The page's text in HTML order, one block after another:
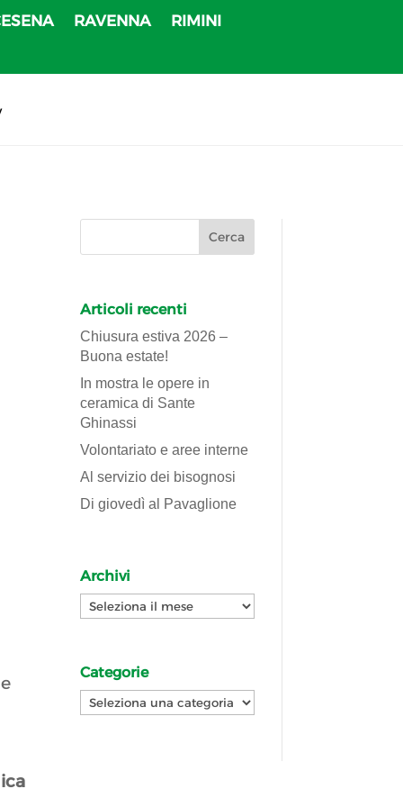
RAVENNA RIMINI
Articoli recenti
Chiusura estiva 2026 –
Buona estate!
In mostra le opere in
ceramica di Sante
Ghinassi
Volontariato e aree interne
Al servizio dei bisognosi
Di giovedì al Pavaglione
Archivi
Archivi
Categorie
Categorie